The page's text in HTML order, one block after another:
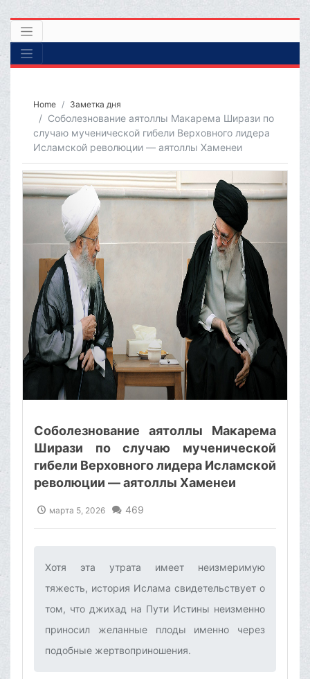
Home Заметка дня
Соболезнование аятоллы Макарема Ширази по
случаю мученической гибели Верховного лидера
Исламской революции — аятоллы Хаменеи
Соболезнование аятоллы Макарема
Ширази по случаю мученической
гибели Верховного лидера Исламской
революции — аятоллы Хаменеи
марта 5, 2026 469
Хотя эта утрата имеет неизмеримую
тяжесть, история Ислама свидетельствует о
том, что джихад на Пути Истины неизменно
приносил желанные плоды именно через
подобные жертвоприношения.‌